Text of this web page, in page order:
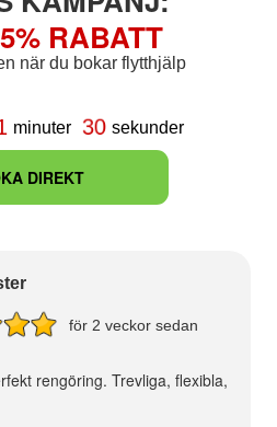
RABATT
när du bokar flytthjälp
minuter 29 sekunder
DIREKT
för 2 veckor sedan
rengöring. Trevliga, flexibla,